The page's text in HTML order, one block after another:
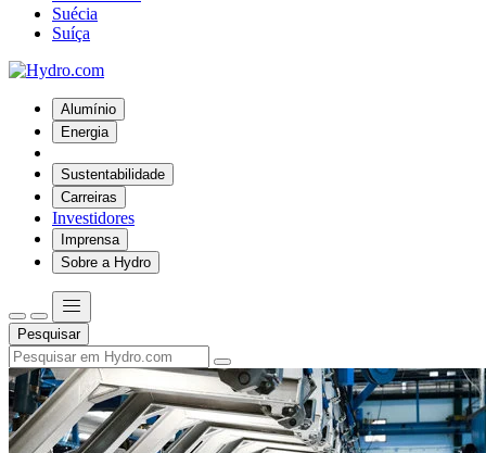
Suécia
Suíça
Alumínio
Energia
Sustentabilidade
Carreiras
Investidores
Imprensa
Sobre a Hydro
Pesquisar